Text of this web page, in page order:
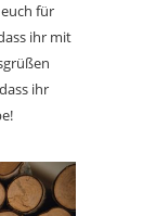
für
ihr mit
ihr